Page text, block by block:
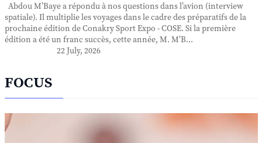
Abdou M’Baye a répondu à nos questions dans l’avion (interview
spatiale). Il multiplie les voyages dans le cadre des préparatifs de la
prochaine édition de Conakry Sport Expo - COSE. Si la première
édition a été un franc succès, cette année, M. M’B...
22 July, 2026
FOCUS